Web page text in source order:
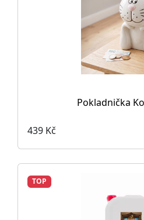
Pokladnička
439 Kč
TOP